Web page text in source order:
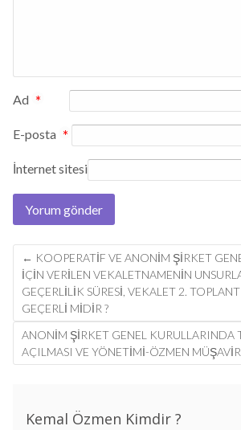
Ad *
E-posta *
İnternet sitesi
Post
navigation
← KOOPERATIF VE ANONIM ŞIRKET
IÇIN VERILEN VEKALETNAMENIN
GEÇERLILIK SÜRESI, VEKALET 2.
GEÇERLI MIDIR ?
ANONIM ŞIRKET GENEL KURULLARINDA
AÇILMASI VE YÖNETIMI-ÖZMEN
Kemal Özmen Kimdir ?